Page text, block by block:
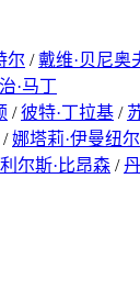
尔 /戴维·贝尼奥
·马丁
/彼特·丁拉基 /
/娜塔莉·伊曼纽尔
尔斯·比昂森 /